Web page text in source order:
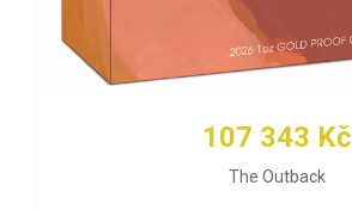
107 343 Kč
The Outback